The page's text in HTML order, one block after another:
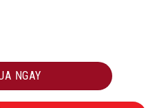
NGAY